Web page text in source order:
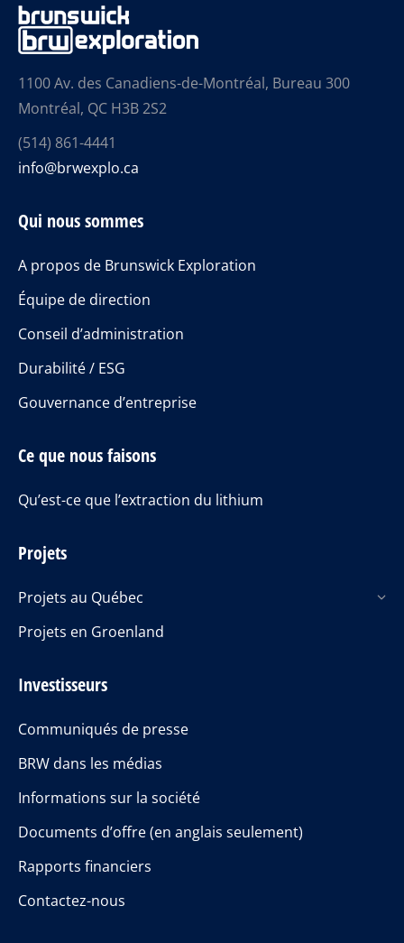
1100 Av. des Canadiens-de-Montréal, Bureau 300
Montréal, QC H3B 2S2
(514) 861-4441
info@brwexplo.ca
Qui nous sommes
A propos de Brunswick Exploration
Équipe de direction
Conseil d’administration
Durabilité / ESG
Gouvernance d’entreprise
Ce que nous faisons
Qu’est-ce que l’extraction du lithium
Projets
Projets au Québec
Projets en Groenland
Investisseurs
Communiqués de presse
BRW dans les médias
Informations sur la société
Documents d’offre (en anglais seulement)
Rapports financiers
Contactez-nous